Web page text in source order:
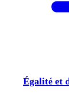
Égalité et